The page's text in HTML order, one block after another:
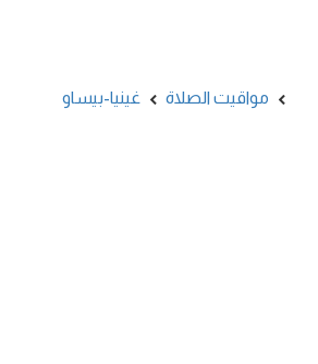
مواقيت الصلاة غينيا-بيساو